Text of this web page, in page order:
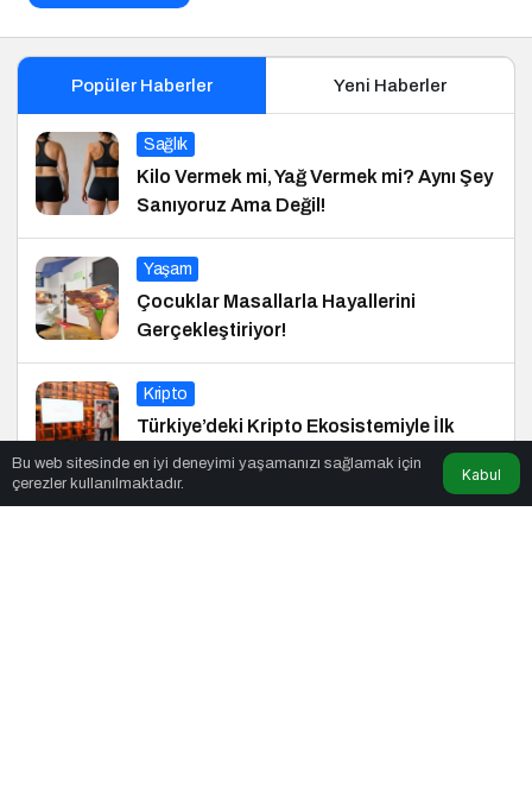
Popüler Haberler Yeni Haberler
Sağlık
Kilo Vermek mi, Yağ Vermek mi? Aynı Şey
Sanıyoruz Ama Değil!
Yaşam
Çocuklar Masallarla Hayallerini
Gerçekleştiriyor!
Kripto
Türkiye’deki Kripto Ekosistemiyle İlk
Buluşma
Bu web sitesinde en iyi deneyimi yaşamanızı sağlamak için
çerezler kullanılmaktadır.
Kabul